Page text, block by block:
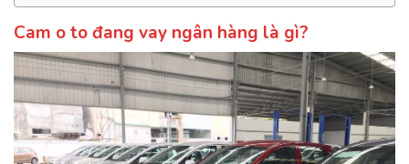
Cam o to đang vay ngân hàng là gì?